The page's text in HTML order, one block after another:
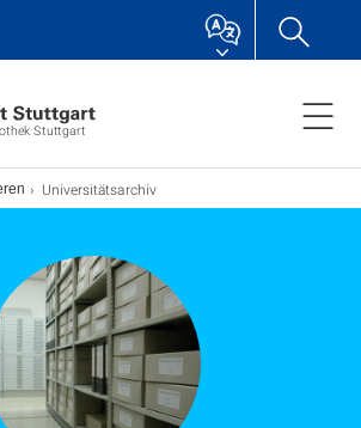
Stuttgart
Universitätsarchiv